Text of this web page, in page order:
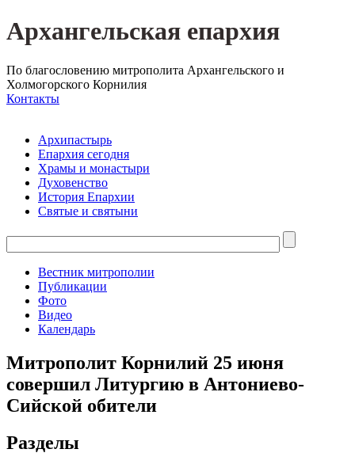
Архангельская епархия
По благословению митрополита Архангельского и
Холмогорского Корнилия
Контакты
Архипастырь
Епархия сегодня
Храмы и монастыри
Духовенство
История Епархии
Святые и святыни
Вестник митрополии
Публикации
Фото
Видео
Календарь
Митрополит Корнилий 25 июня
совершил Литургию в Антониево-
Сийской обители
Разделы